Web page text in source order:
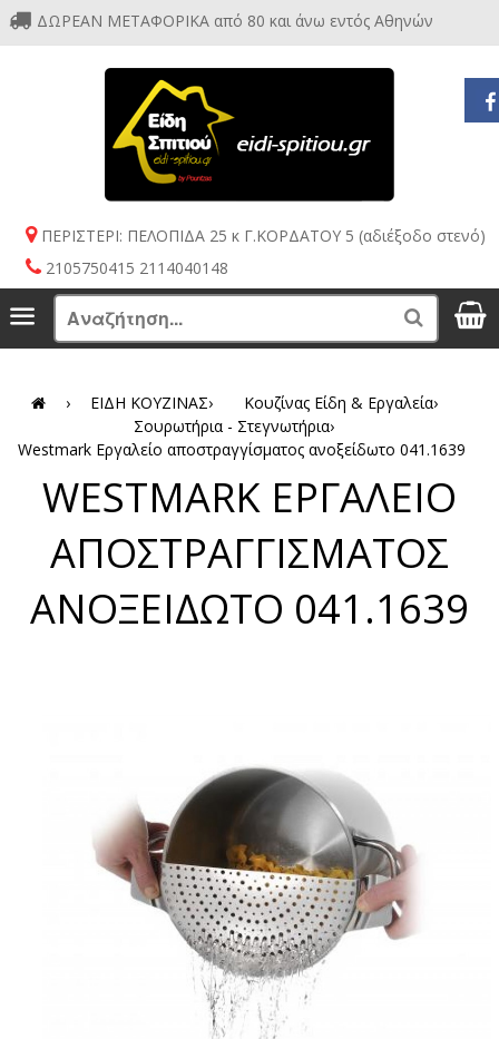
ΔΩΡΕΑΝ ΜΕΤΑΦΟΡΙΚΑ από 80 και άνω εντός Αθηνών
ΠΕΡΙΣΤΕΡΙ: ΠΕΛΟΠΙΔΑ 25 κ Γ.ΚΟΡΔΑΤΟΥ 5 (αδιέξοδο στενό)
2105750415 2114040148
Menu Search
› ΕΙΔΗ ΚΟΥΖΙΝΑΣ› Κουζίνας Είδη & Εργαλεία›
Σουρωτήρια - Στεγνωτήρια›
Westmark Εργαλείο αποστραγγίσματος ανοξείδωτο 041.1639
WESTMARK ΕΡΓΑΛΕΙΟ
ΑΠΟΣΤΡΑΓΓΙΣΜΑΤΟΣ
ΑΝΟΞΕΙΔΩΤΟ 041.1639